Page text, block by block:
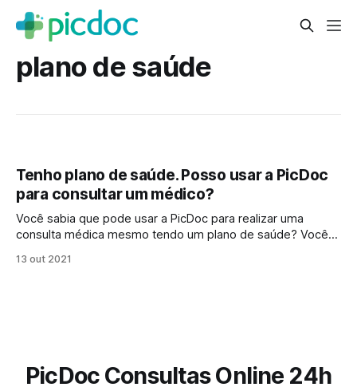
plano de saúde
Tenho plano de saúde. Posso usar a PicDoc
para consultar um médico?
Você sabia que pode usar a PicDoc para realizar uma
consulta médica mesmo tendo um plano de saúde? Você
sem riscos! E ainda pode solicitar o reembolso da sua
13 out 2021
PicDoc Consultas Online 24h